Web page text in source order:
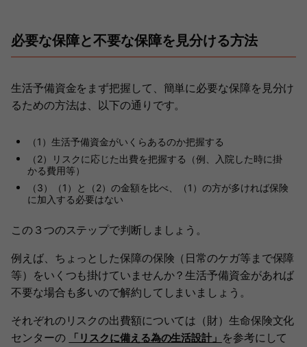
必要な保障と不要な保障を見分ける方法
生活予備資金をまず把握して、簡単に必要な保障を見分け
るための方法は、以下の通りです。
（1）生活予備資金がいくらあるのか把握する
（2）リスクに応じた出費を把握する（例、入院した時に掛
かる費用等）
（3）（1）と（2）の金額を比べ、（1）の方が多ければ保険
に加入する必要はない
この３つのステップで判断しましょう。
例えば、ちょっとした保障の保険（日常のケガ等まで保障
等）をいくつも掛けていませんか？生活予備資金があれば
不要な場合も多いので解約してしまいましょう。
それぞれのリスクの出費額については（財）生命保険文化
センターの
「リスクに備える為の生活設計」 を参考にして